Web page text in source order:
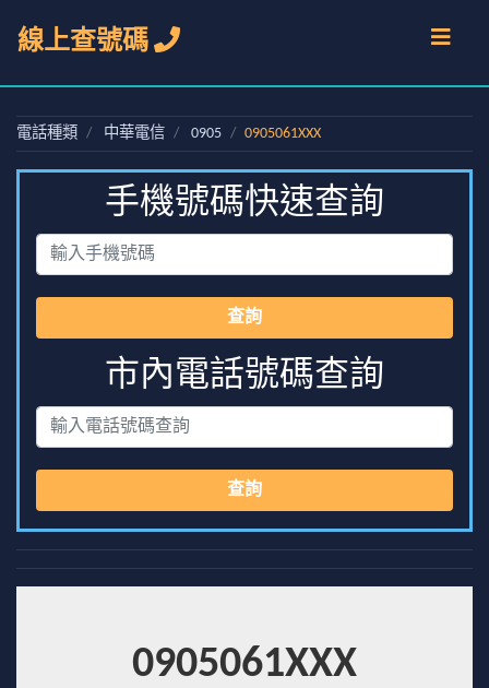
線上查號碼
電話種類 中華電信 0905 0905061XXX
手機號碼快速查詢
查詢
市內電話號碼查詢
查詢
0905061XXX